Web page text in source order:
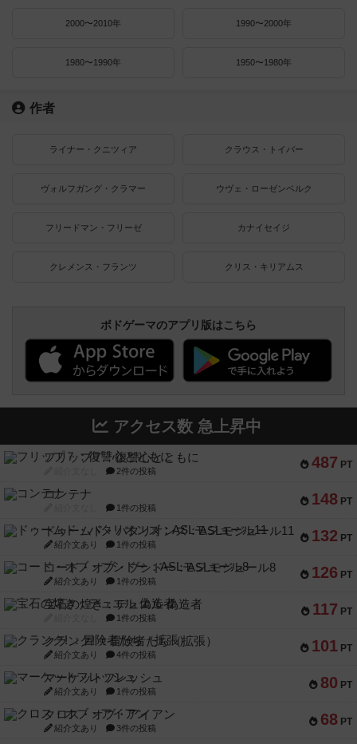
2000〜2010年 1990〜2000年
1980〜1990年 1950〜1980年
作者
ライナー・クニツィア クラウス・トイバー
ヴォルフガング・クラマー ウヴェ・ローゼンベルク
フリードマン・フリーゼ カナイセイジ
クレメンス・フランツ クリス・キリアムス
ボドゲーマのアプリ版はこちら
アクセス数 急上昇中
487 PT
フリップ７：復讐心とともに
2件の投稿
148 PT
コンテナ
1件の投稿
132 PT
ドゥームド・バタリオンズ：ASLモジュール11
紹介文あり 1件の投稿
126 PT
コード・オブ・ブシドー：ASLモジュール8
紹介文あり 1件の投稿
117 PT
宝石の煌き：デュエル 偽造者
1件の投稿
101 PT
クランク! ：冒険者たち（拡張）
紹介文あり 4件の投稿
80 PT
マーケットフレッシュ
紹介文あり 1件の投稿
68 PT
クロス・オブ・アイアン
紹介文あり 3件の投稿